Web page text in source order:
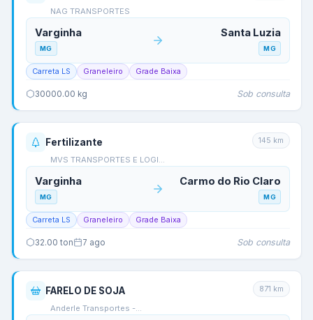
NAG TRANSPORTES
Varginha
MG
Santa Luzia
MG
Carreta LS Graneleiro Grade Baixa
30000.00 kg Sob consulta
Fertilizante
MVS TRANSPORTES E LOGI…
145 km
Varginha
MG
Carmo do Rio Claro
MG
Carreta LS Graneleiro Grade Baixa
32.00 ton 7 ago Sob consulta
FARELO DE SOJA
Anderle Transportes -…
871 km